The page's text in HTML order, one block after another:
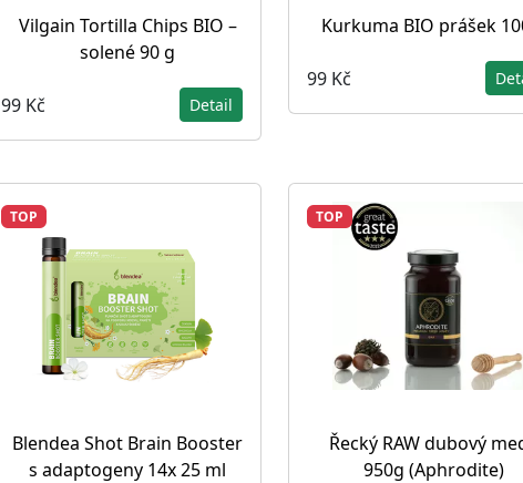
Vilgain Tortilla Chips BIO –
solené 90 g
99 Kč Detail
Kurkuma BIO prášek
99 Kč
TOP
Blendea Shot Brain Booster
s adaptogeny 14x 25 ml
TOP
Řecký RAW dubový
950g (Aphrodite)